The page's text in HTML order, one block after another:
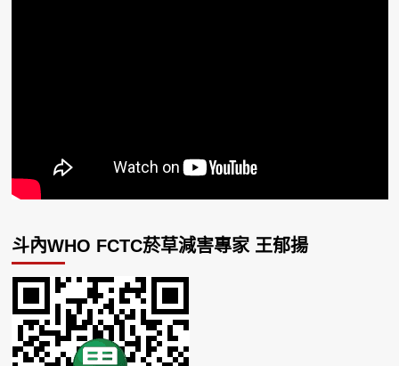
斗內WHO FCTC菸草減害專家 王郁揚